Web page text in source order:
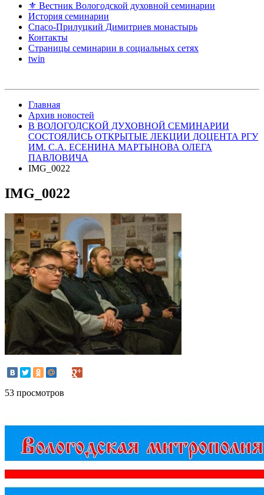
⚜ Вестник Вологодской духовной семинарии
История семинарии
Спасо-Прилуцкий Димитриев монастырь
Контакты
Страницы семинарии в социальных сетях
twin
Главная
Архив новостей
В ВОЛОГОДСКОЙ ДУХОВНОЙ СЕМИНАРИИ
СОСТОЯЛИСЬ ОТКРЫТЫЕ ЛЕКЦИИ ДОЦЕНТА РГУ
ИМ. С.А. ЕСЕНИНА МАРТЫНОВА ОЛЕГА
ПАВЛОВИЧА
IMG_0022
IMG_0022
53 просмотров